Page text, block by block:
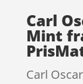
Carl
Mint
Carl